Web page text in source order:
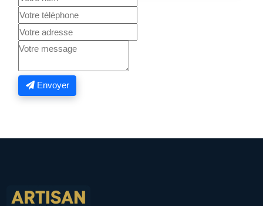
Envoyer